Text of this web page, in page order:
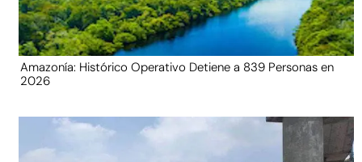
Amazonía: Histórico Operativo Detiene a 839 Personas en
2026